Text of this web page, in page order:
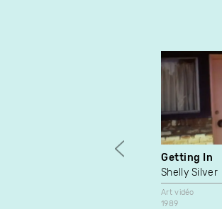
Getting In
Shelly Silver
Art vidéo
1989